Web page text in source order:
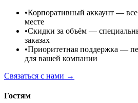
•Корпоративный аккаунт — все
месте
•Скидки за объём —
заказах
•Приоритетная поддержка —
для вашей компании
Связаться с нами →
Гостям